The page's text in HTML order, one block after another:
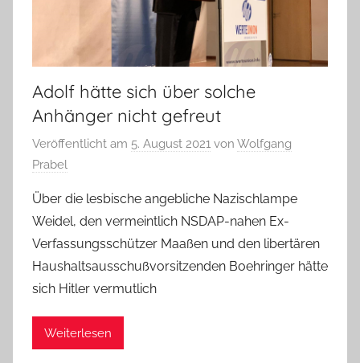
Adolf hätte sich über solche
Anhänger nicht gefreut
Veröffentlicht am 5. August 2021 von Wolfgang
Prabel
Über die lesbische angebliche Nazischlampe
Weidel, den vermeintlich NSDAP-nahen Ex-
Verfassungsschützer Maaßen und den libertären
Haushaltsausschußvorsitzenden Boehringer hätte
sich Hitler vermutlich
Weiterlesen